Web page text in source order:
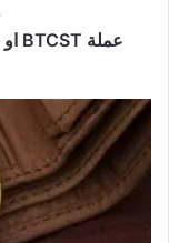
14
أفضل
محفظة
بيتكوين